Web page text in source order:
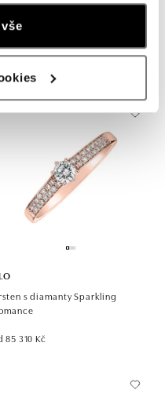
s diamanty Sparkling
85 310 Kč